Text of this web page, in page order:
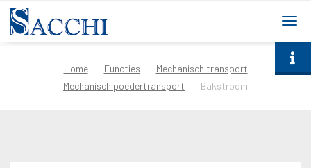
Home Functies
Mechanisch transport
Mechanisch poedertransport
Bakstroom